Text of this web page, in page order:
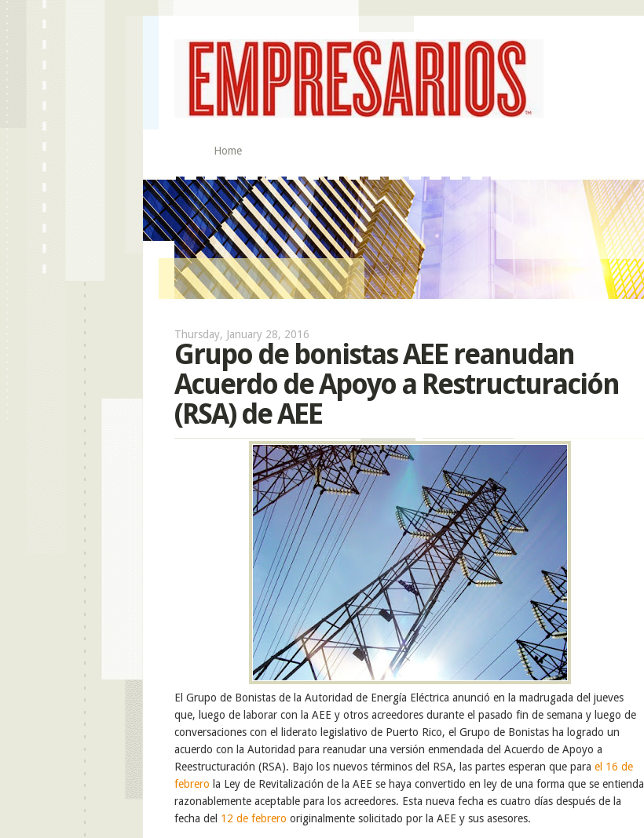
Home
Thursday, January 28, 2016
Grupo de bonistas AEE reanudan
Acuerdo de Apoyo a Restructuración
(RSA) de AEE
El Grupo de Bonistas de la Autoridad de Energía Eléctrica anunció en la madrugada del jueves
que, luego de laborar con la AEE y otros acreedores durante el pasado fin de semana y luego de
conversaciones con el liderato legislativo de Puerto Rico, el Grupo de Bonistas ha logrado un
acuerdo con la Autoridad para reanudar una versión enmendada del Acuerdo de Apoyo a
Reestructuración (RSA). Bajo los nuevos términos del RSA, las partes esperan que para el 16 de
febrero la Ley de Revitalización de la AEE se haya convertido en ley de una forma que se entienda
razonablemente aceptable para los acreedores. Esta nueva fecha es cuatro días después de la
fecha del 12 de febrero originalmente solicitado por la AEE y sus asesores.